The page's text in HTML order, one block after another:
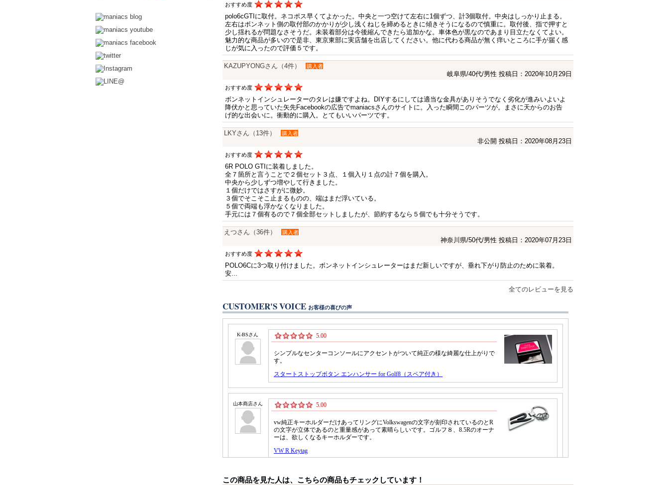
おすすめ度
polo6cGTIに取付。ネコポス早くてよかった。中央と一つ空けて左右に1個ずつ、計3個取付。中央はしっかり止まる。
左右はボンネット側の取付部のかかりが少し浅くねじを締めるときに傾きそうになるので慎重に。取付後、指で押すと
少し揺れるが問題なさそうだ。未装着部分は今後縮んできたら追加かな。車体色が黒なのであまり目立たなくてよい。
魅力的な商品が多いので是非、東京東部に実店舗を出店してください。他に代わる商品が無く痒いところに手が届く感
じが気に入ったので評価５です。
KAZUPYONGさん（4件） 購入者
岐阜県/40代/男性 投稿日：2020年10月29日
おすすめ度
ボンネットインシュレーターのタレは嫌ですよね。DIYするにしては適当な金具がありそうでなく劣化が進みいよいよ
降伏かと思っていた矢先Facebookの広告でmaniacsさんのサイトに。入った瞬間このパーツが。まさに天からのお告
げ的な出会いに。衝動的に購入。とてもいいパーツです。
LKYさん（13件） 購入者
非公開 投稿日：2020年08月23日
おすすめ度
6R POLO GTIに装着しました。
全７箇所と言うことで２個セット３点、１個入り１点の計７個を購入。
中央から少しずつ増やして行きました。
１個だけではさすがに微妙。
３個でそこそこ止まるものの、端はまだ浮いている。
５個で両端も浮かなくなりました。
手元には７個有るので７個全部セットしましたが、節約するなら５個でも十分そうです。
えつさん（36件） 購入者
神奈川県/50代/男性 投稿日：2020年07月23日
おすすめ度
POLO6Cに3つ取り付けました。ボンネットインシュレーターはまだ新しいですが、垂れ下がり防止のために装着。
安...
全てのレビューを見る
CUSTOMER'S VOICE お客様の喜びの声
この商品を見た人は、こちらの商品もチェックしています！